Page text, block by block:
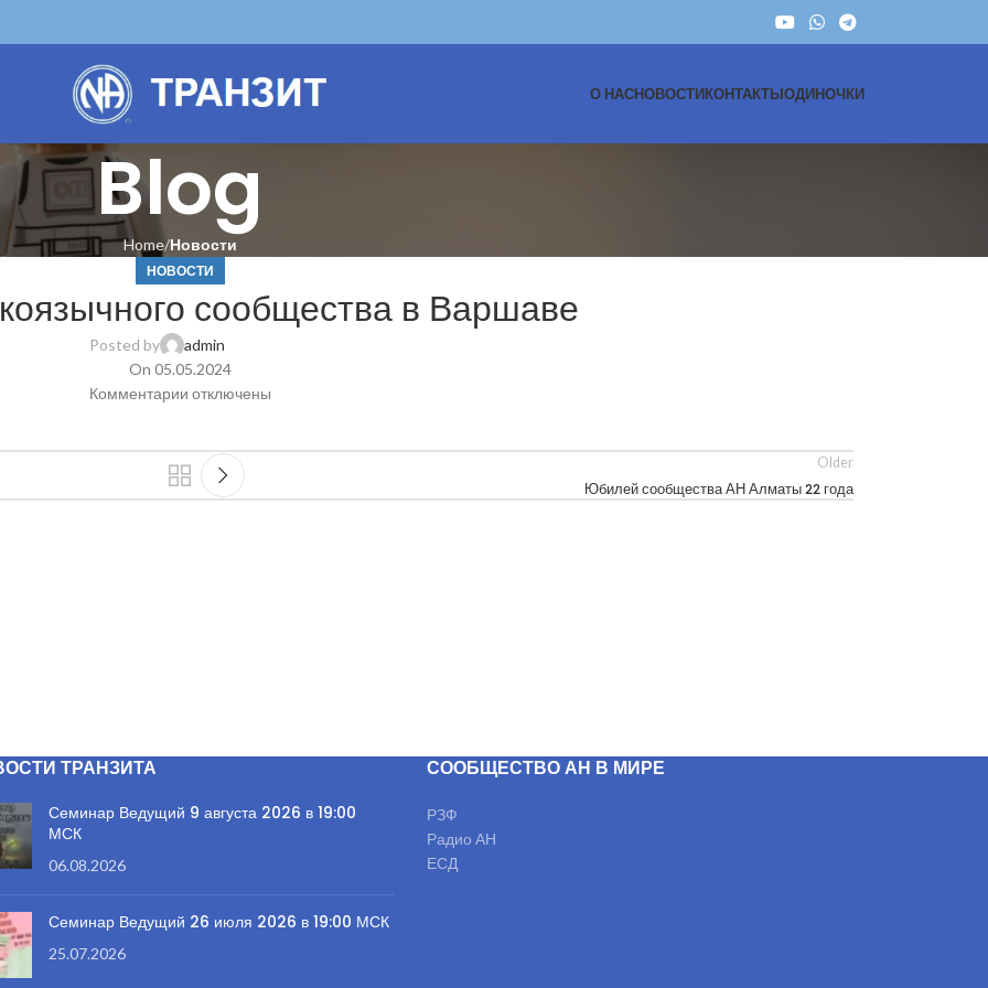
О НАСНОВОСТИКОНТАКТЫОДИНОЧКИ
Blog
Home Новости
НОВОСТИ
сообщества в Варшаве
Posted by
admin
On 05.05.2024
Комментарии отключены
Older
Юбилей сообщества АН Алматы 22 года
ТРАНЗИТА
Семинар Ведущий 9 августа 2026 в 19:00
МСК
06.08.2026
Семинар Ведущий 26 июля 2026 в 19:00 МСК
25.07.2026
СООБЩЕСТВО АН В МИРЕ
РЗФ
Радио АН
ЕСД